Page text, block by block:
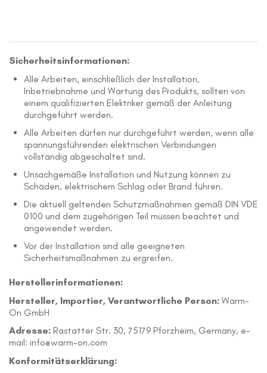
Sicherheitsinformationen:
Alle Arbeiten, einschließlich der Installation,
Inbetriebnahme und Wartung des Produkts, sollten von
einem qualifizierten Elektriker gemäß der Anleitung
durchgeführt werden.
Alle Arbeiten dürfen nur durchgeführt werden, wenn alle
spannungsführenden elektrischen Verbindungen
vollständig abgeschaltet sind.
Unsachgemäße Installation und Nutzung können zu
Schäden, elektrischem Schlag oder Brand führen.
Die aktuell geltenden Schutzmaßnahmen gemäß DIN VDE
0100 und dem zugehörigen Teil müssen beachtet und
angewendet werden.
Vor der Installation sind alle geeigneten
Sicherheitsmaßnahmen zu ergreifen.
Herstellerinformationen:
Hersteller, Importier, Verantwortliche Person: Warm-
On GmbH
Adresse: Rastatter Str. 30, 75179 Pforzheim, Germany, e-
mail: info@warm-on.com
Konformitätserklärung: